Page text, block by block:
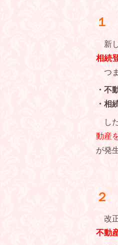
１
新
相続
つ
・不
・相
し
動産
が発
２
改
不動